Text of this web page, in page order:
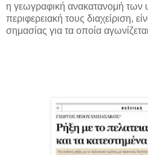
η γεωγραφική ανακατανομή των
περιφερειακή τους διαχείριση,
σημασίας για τα οποία